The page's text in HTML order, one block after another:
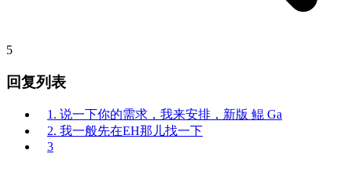
5
回复列表
1. 说一下你的需求，我来安排，新版 鲲 Ga
2. 我一般先在EH那儿找一下
3